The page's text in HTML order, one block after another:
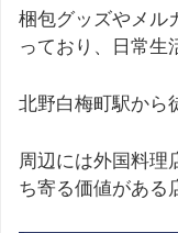
梱包グッズやメル
っており、日常生
北野白梅町駅から
周辺には外国料理
ち寄る価値がある